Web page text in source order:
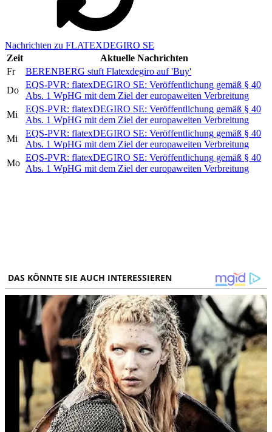
Nachrichten zu FLATEXDEGIRO SE
Zeit
Aktuelle Nachrichten
Fr
BERENBERG stuft Flatexdegiro auf 'Buy'
Do
EQS-PVR: flatexDEGIRO SE: Veröffentlichung gemäß § 40
Abs. 1 WpHG mit dem Ziel der europaweiten Verbreitung
Mi
EQS-PVR: flatexDEGIRO SE: Veröffentlichung gemäß § 40
Abs. 1 WpHG mit dem Ziel der europaweiten Verbreitung
Mi
EQS-PVR: flatexDEGIRO SE: Veröffentlichung gemäß § 40
Abs. 1 WpHG mit dem Ziel der europaweiten Verbreitung
Mo
EQS-PVR: flatexDEGIRO SE: Veröffentlichung gemäß § 40
Abs. 1 WpHG mit dem Ziel der europaweiten Verbreitung